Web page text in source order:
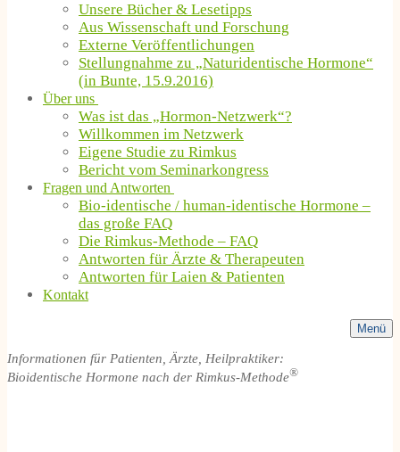
Unsere Bücher & Lesetipps
Aus Wissenschaft und Forschung
Externe Veröffentlichungen
Stellungnahme zu „Naturidentische Hormone“
(in Bunte, 15.9.2016)
Über uns
Was ist das „Hormon-Netzwerk“?
Willkommen im Netzwerk
Eigene Studie zu Rimkus
Bericht vom Seminarkongress
Fragen und Antworten
Bio-identische / human-identische Hormone –
das große FAQ
Die Rimkus-Methode – FAQ
Antworten für Ärzte & Therapeuten
Antworten für Laien & Patienten
Kontakt
Menü
Informationen für Patienten, Ärzte, Heilpraktiker:
Bioidentische Hormone nach der Rimkus-Methode®